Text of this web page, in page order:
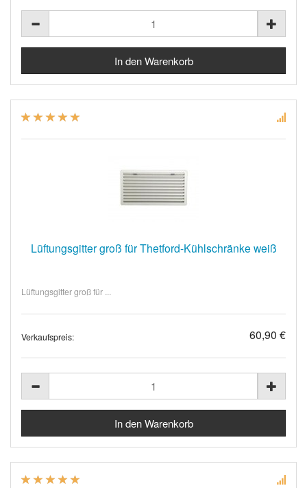
Lüftungsgitter groß für Thetford-Kühlschränke weiß
Lüftungsgitter groß für ...
Verkaufspreis: 60,90 €